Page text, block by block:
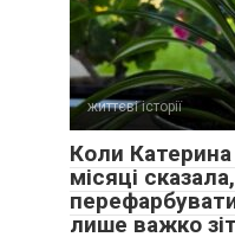
життєві історії
Коли
місяці
лише важко